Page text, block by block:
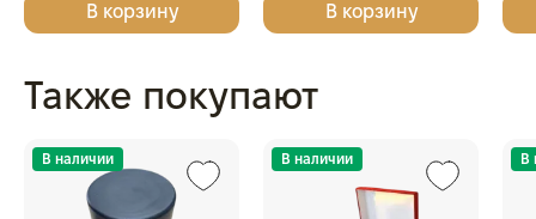
999, КОТ Д'ИВУАР
В корзину
Серебро, 31,1 гр., проба
В корзину
Также покупают
В наличии В наличии В